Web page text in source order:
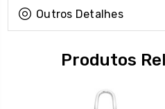
Outros Detalhes
Produtos